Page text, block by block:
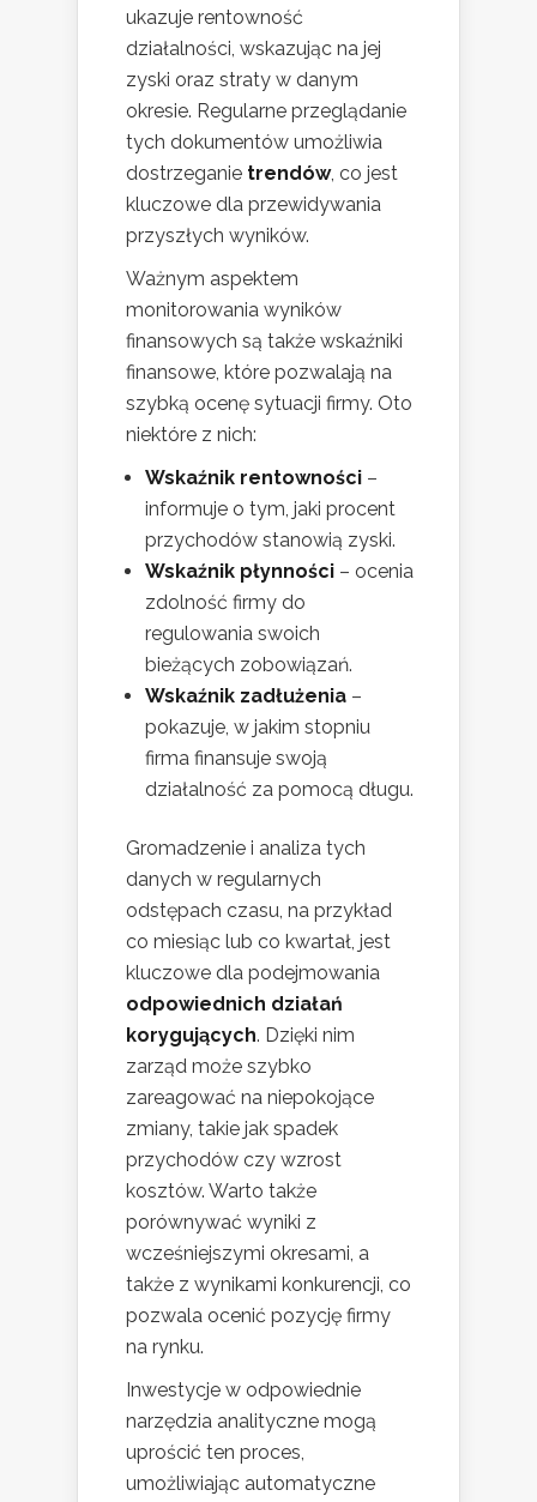
ukazuje rentowność
działalności, wskazując na jej
zyski oraz straty w danym
okresie. Regularne przeglądanie
tych dokumentów umożliwia
dostrzeganie trendów, co jest
kluczowe dla przewidywania
przyszłych wyników.
Ważnym aspektem
monitorowania wyników
finansowych są także wskaźniki
finansowe, które pozwalają na
szybką ocenę sytuacji firmy. Oto
niektóre z nich:
Wskaźnik rentowności –
informuje o tym, jaki procent
przychodów stanowią zyski.
Wskaźnik płynności – ocenia
zdolność firmy do
regulowania swoich
bieżących zobowiązań.
Wskaźnik zadłużenia –
pokazuje, w jakim stopniu
firma finansuje swoją
działalność za pomocą długu.
Gromadzenie i analiza tych
danych w regularnych
odstępach czasu, na przykład
co miesiąc lub co kwartał, jest
kluczowe dla podejmowania
odpowiednich działań
korygujących. Dzięki nim
zarząd może szybko
zareagować na niepokojące
zmiany, takie jak spadek
przychodów czy wzrost
kosztów. Warto także
porównywać wyniki z
wcześniejszymi okresami, a
także z wynikami konkurencji, co
pozwala ocenić pozycję firmy
na rynku.
Inwestycje w odpowiednie
narzędzia analityczne mogą
uprościć ten proces,
umożliwiając automatyczne